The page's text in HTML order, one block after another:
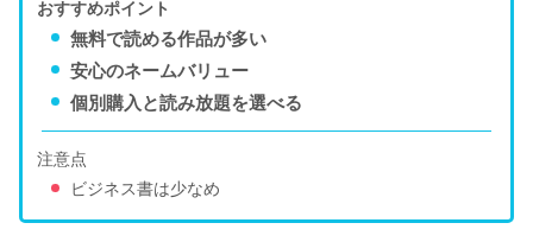
おすすめポイント
無料で読める作品が多い
安心のネームバリュー
個別購入と読み放題を選べる
注意点
ビジネス書は少なめ